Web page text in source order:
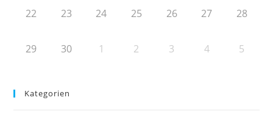
22 23 24 25 26 27 28
29 30 1 2 3 4 5
Kategorien